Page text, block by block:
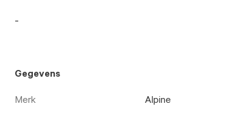
-
Gegevens
Merk Alpine